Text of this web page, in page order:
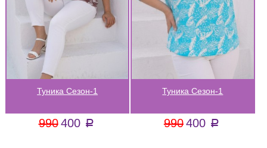
Туника Сезон-1
990 400 a
Туника Сезон-1
990400 a